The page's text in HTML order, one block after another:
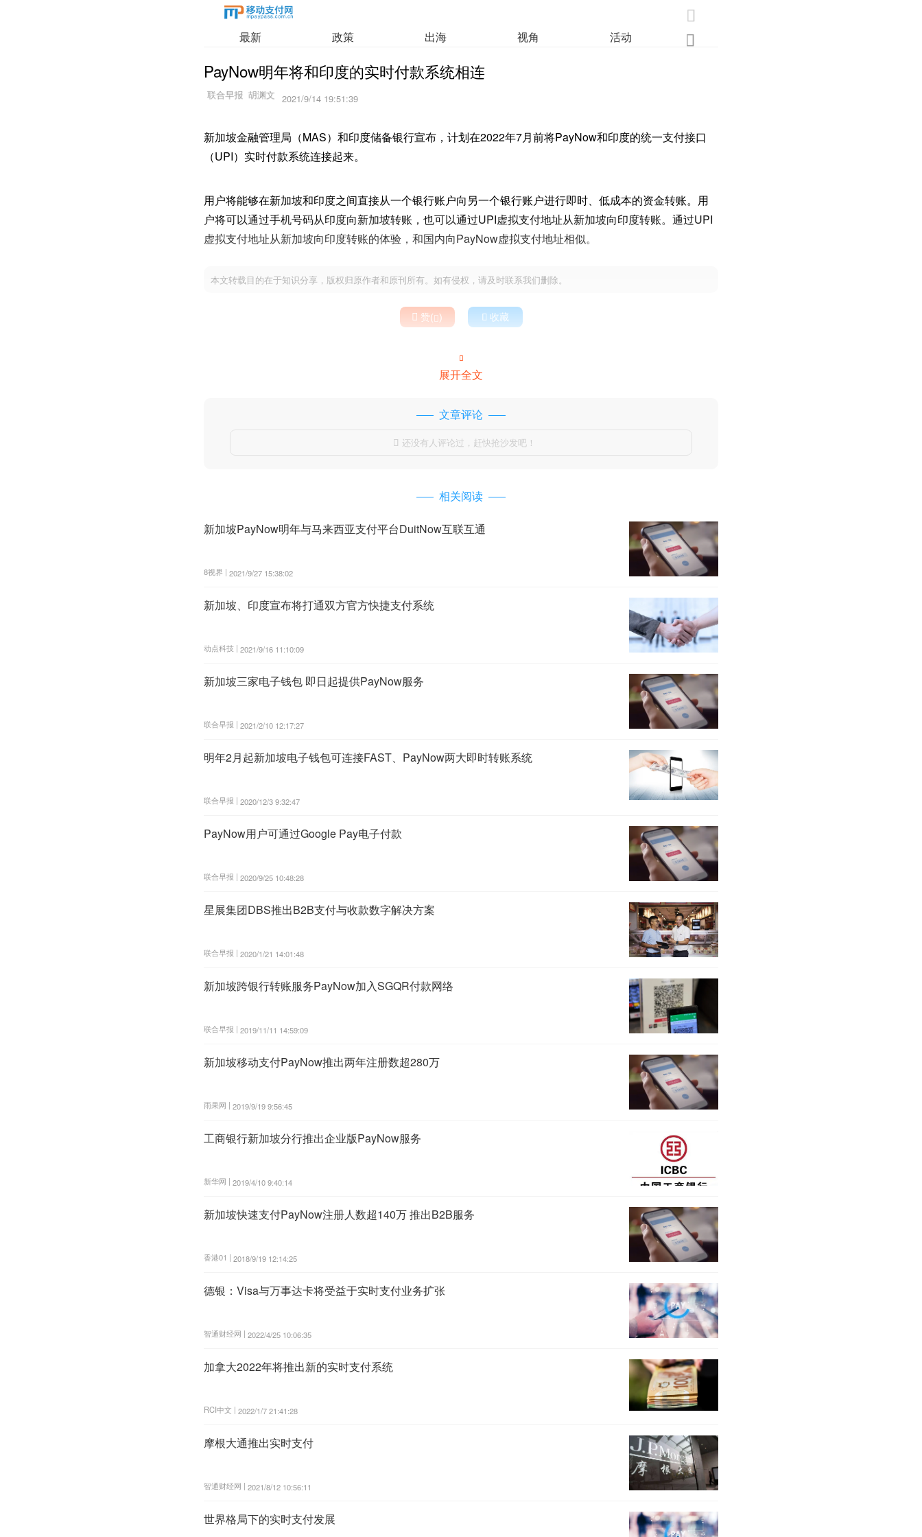

最新 政策 出海 视角 活动 
PayNow明年将和印度的实时付款系统相连
2021/9/14 19:51:39
新加坡金融管理局（MAS）和印度储备银行宣布，计划在2022年7月前将PayNow和印度的统一支付接口
（UPI）实时付款系统连接起来。
用户将能够在新加坡和印度之间直接从一个银行账户向另一个银行账户进行即时、低成本的资金转账。用
户将可以通过手机号码从印度向新加坡转账，也可以通过UPI虚拟支付地址从新加坡向印度转账。通过UPI
虚拟支付地址从新加坡向印度转账的体验，和国内向PayNow虚拟支付地址相似。
本文转载目的在于知识分享，版权归原作者和原刊所有。如有侵权，请及时联系我们删除。
 赞()  收藏

展开全文
文章评论
 还没有人评论过，赶快抢沙发吧！
相关阅读
新加坡PayNow明年与马来西亚支付平台DuitNow互联互通
8视界 | 2021/9/27 15:38:02
新加坡、印度宣布将打通双方官方快捷支付系统
动点科技 | 2021/9/16 11:10:09
新加坡三家电子钱包 即日起提供PayNow服务
联合早报 | 2021/2/10 12:17:27
明年2月起新加坡电子钱包可连接FAST、PayNow两大即时转账系统
联合早报 | 2020/12/3 9:32:47
PayNow用户可通过Google Pay电子付款
联合早报 | 2020/9/25 10:48:28
星展集团DBS推出B2B支付与收款数字解决方案
联合早报 | 2020/1/21 14:01:48
新加坡跨银行转账服务PayNow加入SGQR付款网络
联合早报 | 2019/11/11 14:59:09
新加坡移动支付PayNow推出两年注册数超280万
雨果网 | 2019/9/19 9:56:45
工商银行新加坡分行推出企业版PayNow服务
新华网 | 2019/4/10 9:40:14
新加坡快速支付PayNow注册人数超140万 推出B2B服务
香港01 | 2018/9/19 12:14:25
德银：Visa与万事达卡将受益于实时支付业务扩张
智通财经网 | 2022/4/25 10:06:35
加拿大2022年将推出新的实时支付系统
RCI中文 | 2022/1/7 21:41:28
摩根大通推出实时支付
智通财经网 | 2021/8/12 10:56:11
世界格局下的实时支付发展